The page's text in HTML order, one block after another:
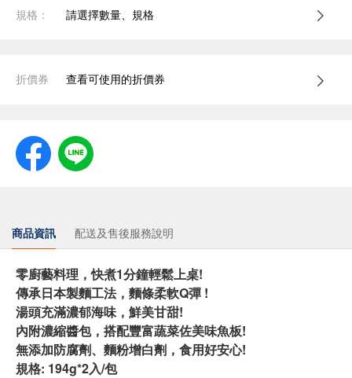
規格： 請選擇數量、規格
折價券 查看可使用的折價券
商品資訊 配送及售後服務說明
零廚藝料理，快煮1分鐘輕鬆上桌!
傳承日本製麵工法，麵條柔軟Q彈 !
湯頭充滿濃郁海味，鮮美甘甜!
內附濃縮醬包，搭配豐富蔬菜佐美味魚板!
無添加防腐劑、麵粉增白劑，食用好安心!
規格: 194g*2入/包